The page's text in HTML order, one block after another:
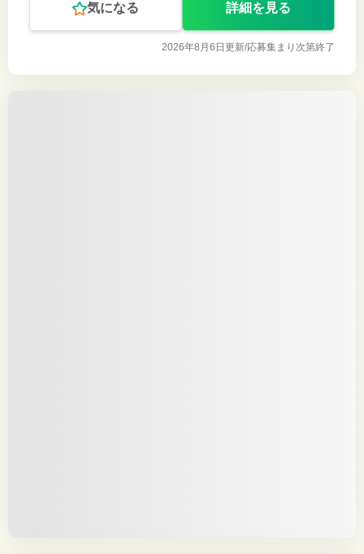
気になる 詳細を見る
2026年8月6日更新/応募集まり次第終了